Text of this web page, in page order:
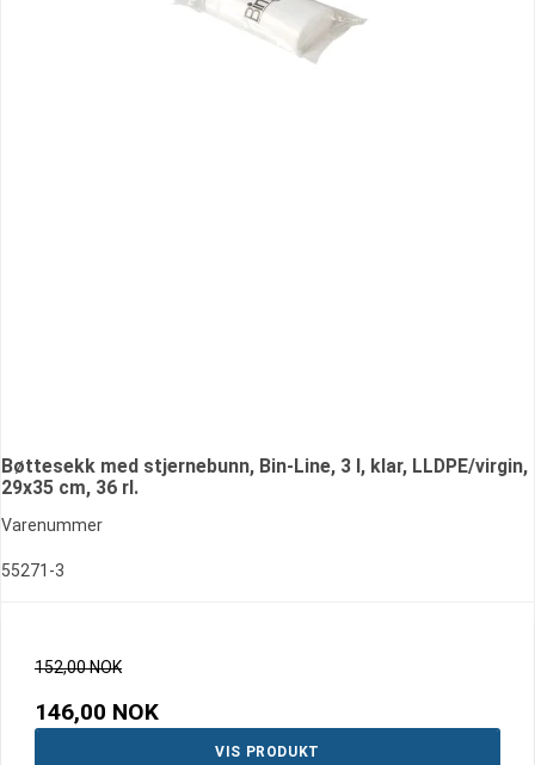
Bøttesekk med stjernebunn, Bin-Line, 3 l, klar, LLDPE/virgin,
29x35 cm, 36 rl.
Varenummer
55271-3
152,00 NOK
146,00 NOK
VIS PRODUKT